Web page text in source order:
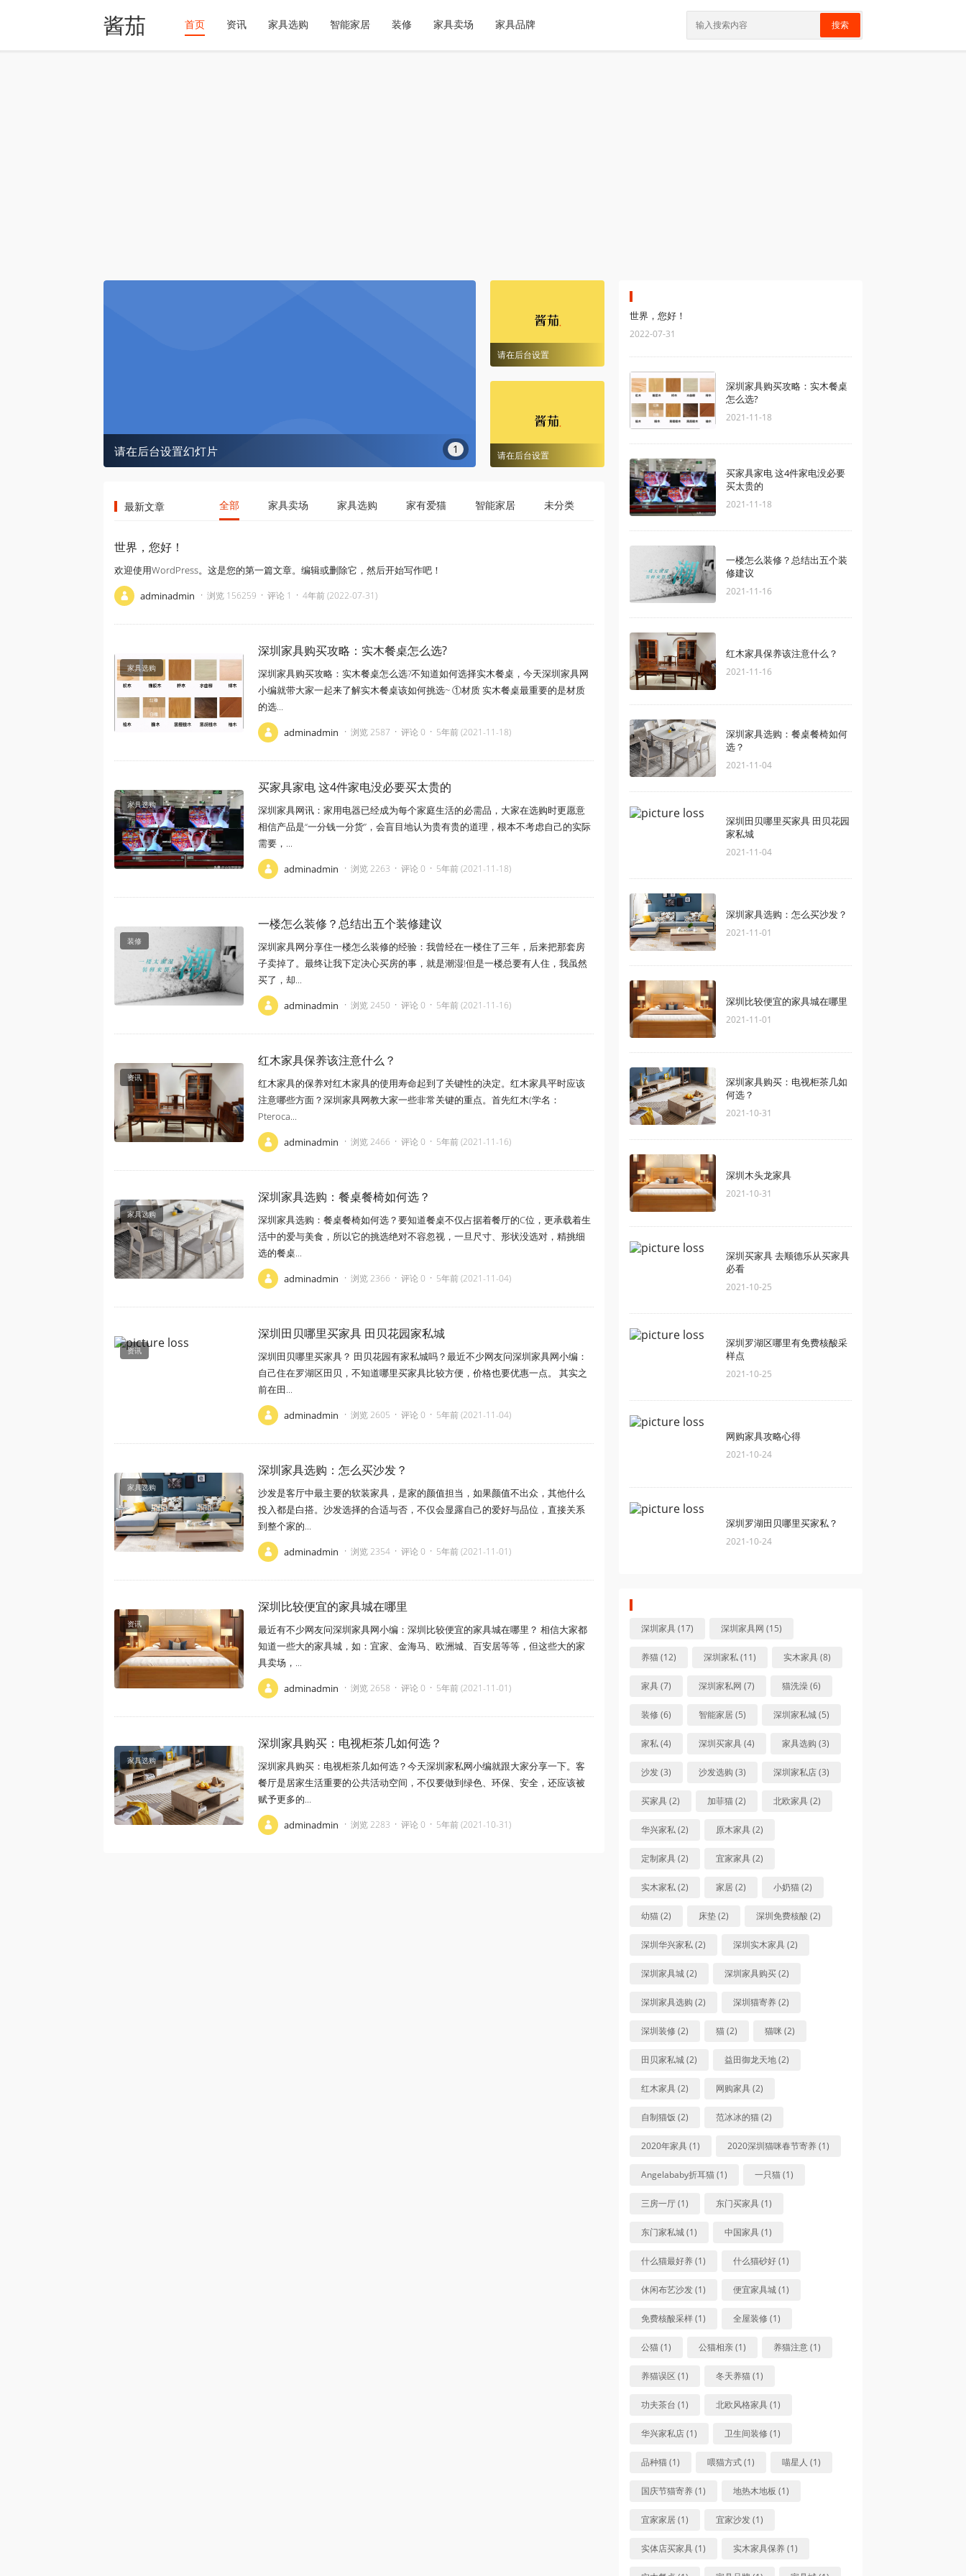
酱茄 首页 资讯 家具选购 智能家居 装修 家具卖场 家具品牌 搜索
请在后台设置幻灯片 1
＞
请在后台设置
请在后台设置
最新文章 全部 家具卖场 家具选购 家有爱猫 智能家居 未分类 罗湖家私城 装修 资讯
世界，您好！
欢迎使用WordPress。这是您的第一篇文章。编辑或删除它，然后开始写作吧！
adminadmin · 浏览 156259 · 评论 1 · 4年前 (2022-07-31)
家具选购
深圳家具购买攻略：实木餐桌怎么选?
深圳家具购买攻略：实木餐桌怎么选?不知道如何选择实木餐桌，今天深圳家具网
小编就带大家一起来了解实木餐桌该如何挑选~ ①材质 实木餐桌最重要的是材质
的选...
adminadmin · 浏览 2587 · 评论 0 · 5年前 (2021-11-18)
家具选购
买家具家电 这4件家电没必要买太贵的
深圳家具网讯：家用电器已经成为每个家庭生活的必需品，大家在选购时更愿意
相信产品是“一分钱一分货”，会盲目地认为贵有贵的道理，根本不考虑自己的实际
需要，...
adminadmin · 浏览 2263 · 评论 0 · 5年前 (2021-11-18)
装修
一楼怎么装修？总结出五个装修建议
深圳家具网分享住一楼怎么装修的经验：我曾经在一楼住了三年，后来把那套房
子卖掉了。最终让我下定决心买房的事，就是潮湿!但是一楼总要有人住，我虽然
买了，却...
adminadmin · 浏览 2450 · 评论 0 · 5年前 (2021-11-16)
资讯
红木家具保养该注意什么？
红木家具的保养对红木家具的使用寿命起到了关键性的决定。红木家具平时应该
注意哪些方面？深圳家具网教大家一些非常关键的重点。首先红木(学名：
Pteroca...
adminadmin · 浏览 2466 · 评论 0 · 5年前 (2021-11-16)
家具选购
深圳家具选购：餐桌餐椅如何选？
深圳家具选购：餐桌餐椅如何选？要知道餐桌不仅占据着餐厅的C位，更承载着生
活中的爱与美食，所以它的挑选绝对不容忽视，一旦尺寸、形状没选对，精挑细
选的餐桌...
adminadmin · 浏览 2366 · 评论 0 · 5年前 (2021-11-04)
资讯
深圳田贝哪里买家具 田贝花园家私城
深圳田贝哪里买家具？ 田贝花园有家私城吗？最近不少网友问深圳家具网小编：
自己住在罗湖区田贝，不知道哪里买家具比较方便，价格也要优惠一点。 其实之
前在田...
adminadmin · 浏览 2605 · 评论 0 · 5年前 (2021-11-04)
家具选购
深圳家具选购：怎么买沙发？
沙发是客厅中最主要的软装家具，是家的颜值担当，如果颜值不出众，其他什么
投入都是白搭。沙发选择的合适与否，不仅会显露自己的爱好与品位，直接关系
到整个家的...
adminadmin · 浏览 2354 · 评论 0 · 5年前 (2021-11-01)
资讯
深圳比较便宜的家具城在哪里
最近有不少网友问深圳家具网小编：深圳比较便宜的家具城在哪里？ 相信大家都
知道一些大的家具城，如：宜家、金海马、欧洲城、百安居等等，但这些大的家
具卖场，...
adminadmin · 浏览 2658 · 评论 0 · 5年前 (2021-11-01)
家具选购
深圳家具购买：电视柜茶几如何选？
深圳家具购买：电视柜茶几如何选？今天深圳家私网小编就跟大家分享一下。客
餐厅是居家生活重要的公共活动空间，不仅要做到绿色、环保、安全，还应该被
赋予更多的...
adminadmin · 浏览 2283 · 评论 0 · 5年前 (2021-10-31)
世界，您好！
2022-07-31
深圳家具购买攻略：实木餐桌
怎么选?
2021-11-18
买家具家电 这4件家电没必要
买太贵的
2021-11-18
一楼怎么装修？总结出五个装
修建议
2021-11-16
红木家具保养该注意什么？
2021-11-16
深圳家具选购：餐桌餐椅如何
选？
2021-11-04
深圳田贝哪里买家具 田贝花园
家私城
2021-11-04
深圳家具选购：怎么买沙发？
2021-11-01
深圳比较便宜的家具城在哪里
2021-11-01
深圳家具购买：电视柜茶几如
何选？
2021-10-31
深圳木头龙家具
2021-10-31
深圳买家具 去顺德乐从买家具
必看
2021-10-25
深圳罗湖区哪里有免费核酸采
样点
2021-10-25
网购家具攻略心得
2021-10-24
深圳罗湖田贝哪里买家私？
2021-10-24
深圳家具 (17) 深圳家具网 (15)
养猫 (12) 深圳家私 (11) 实木家具 (8)
家具 (7) 深圳家私网 (7) 猫洗澡 (6)
装修 (6) 智能家居 (5) 深圳家私城 (5)
家私 (4) 深圳买家具 (4) 家具选购 (3)
沙发 (3) 沙发选购 (3) 深圳家私店 (3)
买家具 (2) 加菲猫 (2) 北欧家具 (2)
华兴家私 (2) 原木家具 (2)
定制家具 (2) 宜家家具 (2)
实木家私 (2) 家居 (2) 小奶猫 (2)
幼猫 (2) 床垫 (2) 深圳免费核酸 (2)
深圳华兴家私 (2) 深圳实木家具 (2)
深圳家具城 (2) 深圳家具购买 (2)
深圳家具选购 (2) 深圳猫寄养 (2)
深圳装修 (2) 猫 (2) 猫咪 (2)
田贝家私城 (2) 益田御龙天地 (2)
红木家具 (2) 网购家具 (2)
自制猫饭 (2) 范冰冰的猫 (2)
2020年家具 (1) 2020深圳猫咪春节寄养 (1)
Angelababy折耳猫 (1) 一只猫 (1)
三房一厅 (1) 东门买家具 (1)
东门家私城 (1) 中国家具 (1)
什么猫最好养 (1) 什么猫砂好 (1)
休闲布艺沙发 (1) 便宜家具城 (1)
免费核酸采样 (1) 全屋装修 (1)
公猫 (1) 公猫相亲 (1) 养猫注意 (1)
养猫误区 (1) 冬天养猫 (1)
功夫茶台 (1) 北欧风格家具 (1)
华兴家私店 (1) 卫生间装修 (1)
品种猫 (1) 喂猫方式 (1) 喵星人 (1)
国庆节猫寄养 (1) 地热木地板 (1)
宜家家居 (1) 宜家沙发 (1)
实体店买家具 (1) 实木家具保养 (1)